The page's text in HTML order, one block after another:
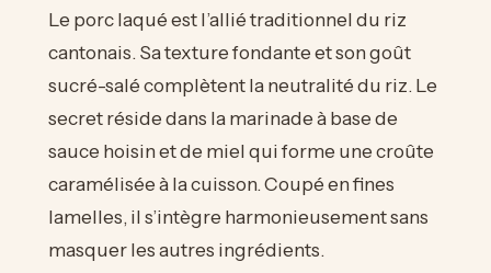
Le porc laqué est l’allié traditionnel du riz
cantonais. Sa texture fondante et son goût
sucré-salé complètent la neutralité du riz. Le
secret réside dans la marinade à base de
sauce hoisin et de miel qui forme une croûte
caramélisée à la cuisson. Coupé en fines
lamelles, il s’intègre harmonieusement sans
masquer les autres ingrédients.